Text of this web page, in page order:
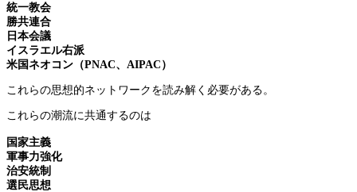
統一教会
勝共連合
日本会議
イスラエル右派
米国ネオコン（PNAC、AIPAC）
これらの思想的ネットワークを読み解く必要がある。
これらの潮流に共通するのは
国家主義
軍事力強化
治安統制
選民思想